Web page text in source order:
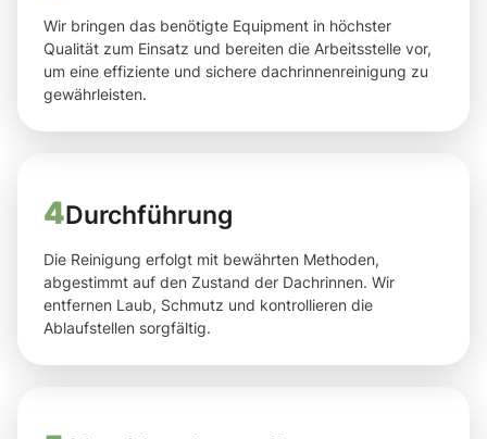
Wir bringen das benötigte Equipment in höchster
Qualität zum Einsatz und bereiten die Arbeitsstelle vor,
um eine effiziente und sichere dachrinnenreinigung zu
gewährleisten.
4Durchführung
Die Reinigung erfolgt mit bewährten Methoden,
abgestimmt auf den Zustand der Dachrinnen. Wir
entfernen Laub, Schmutz und kontrollieren die
Ablaufstellen sorgfältig.